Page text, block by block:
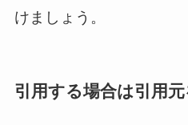
けましょう。
引用する場合は引用